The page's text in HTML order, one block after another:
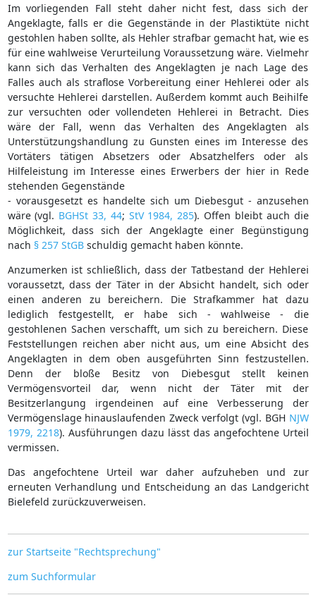
Im vorliegenden Fall steht daher nicht fest, dass sich der
Angeklagte, falls er die Gegenstände in der Plastiktüte nicht
gestohlen haben sollte, als Hehler strafbar gemacht hat, wie es
für eine wahlweise Verurteilung Voraussetzung wäre. Vielmehr
kann sich das Verhalten des Angeklagten je nach Lage des
Falles auch als straflose Vorbereitung einer Hehlerei oder als
versuchte Hehlerei darstellen. Außerdem kommt auch Beihilfe
zur versuchten oder vollendeten Hehlerei in Betracht. Dies
wäre der Fall, wenn das Verhalten des Angeklagten als
Unterstützungshandlung zu Gunsten eines im Interesse des
Vortäters tätigen Absetzers oder Absatzhelfers oder als
Hilfeleistung im Interesse eines Erwerbers der hier in Rede
stehenden Gegenstände
- vorausgesetzt es handelte sich um Diebesgut - anzusehen
wäre (vgl. BGHSt 33, 44; StV 1984, 285). Offen bleibt auch die
Möglichkeit, dass sich der Angeklagte einer Begünstigung
nach § 257 StGBschuldig gemacht haben könnte.
Anzumerken ist schließlich, dass der Tatbestand der Hehlerei
voraussetzt, dass der Täter in der Absicht handelt, sich oder
einen anderen zu bereichern. Die Strafkammer hat dazu
lediglich festgestellt, er habe sich - wahlweise - die
gestohlenen Sachen verschafft, um sich zu bereichern. Diese
Feststellungen reichen aber nicht aus, um eine Absicht des
Angeklagten in dem oben ausgeführten Sinn festzustellen.
Denn der bloße Besitz von Diebesgut stellt keinen
Vermögensvorteil dar, wenn nicht der Täter mit der
Besitzerlangung irgendeinen auf eine Verbesserung der
Vermögenslage hinauslaufenden Zweck verfolgt (vgl. BGH NJW
1979, 2218). Ausführungen dazu lässt das angefochtene Urteil
vermissen.
Das angefochtene Urteil war daher aufzuheben und zur
erneuten Verhandlung und Entscheidung an das Landgericht
Bielefeld zurückzuverweisen.
zur Startseite "Rechtsprechung"
zum Suchformular